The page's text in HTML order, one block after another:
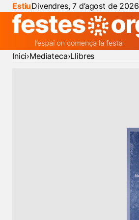
EstiuDivendres, 7 d’agost de 2026
Inici Mediateca Llibres